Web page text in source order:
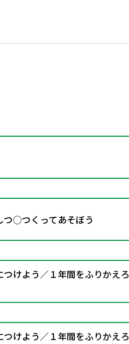
○つくってあそぼう
けよう／１年間をふりかえろ
けよう／１年間をふりかえろ